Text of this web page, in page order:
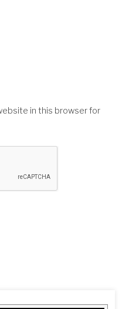
in this browser for